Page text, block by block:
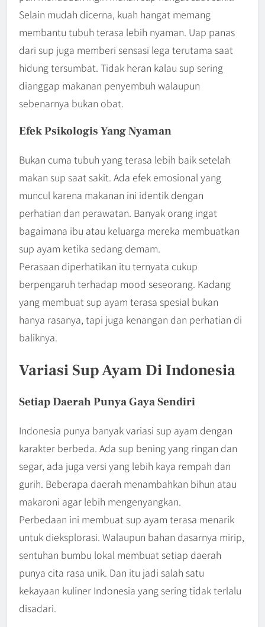
Selain mudah dicerna, kuah hangat memang
membantu tubuh terasa lebih nyaman. Uap panas
dari sup juga memberi sensasi lega terutama saat
hidung tersumbat. Tidak heran kalau sup sering
dianggap makanan penyembuh walaupun
sebenarnya bukan obat.
Efek Psikologis Yang Nyaman
Bukan cuma tubuh yang terasa lebih baik setelah
makan sup saat sakit. Ada efek emosional yang
muncul karena makanan ini identik dengan
perhatian dan perawatan. Banyak orang ingat
bagaimana ibu atau keluarga mereka membuatkan
sup ayam ketika sedang demam.
Perasaan diperhatikan itu ternyata cukup
berpengaruh terhadap mood seseorang. Kadang
yang membuat sup ayam terasa spesial bukan
hanya rasanya, tapi juga kenangan dan perhatian di
baliknya.
Variasi Sup Ayam Di Indonesia
Setiap Daerah Punya Gaya Sendiri
Indonesia punya banyak variasi sup ayam dengan
karakter berbeda. Ada sup bening yang ringan dan
segar, ada juga versi yang lebih kaya rempah dan
gurih. Beberapa daerah menambahkan bihun atau
makaroni agar lebih mengenyangkan.
Perbedaan ini membuat sup ayam terasa menarik
untuk dieksplorasi. Walaupun bahan dasarnya mirip,
sentuhan bumbu lokal membuat setiap daerah
punya cita rasa unik. Dan itu jadi salah satu
kekayaan kuliner Indonesia yang sering tidak terlalu
disadari.